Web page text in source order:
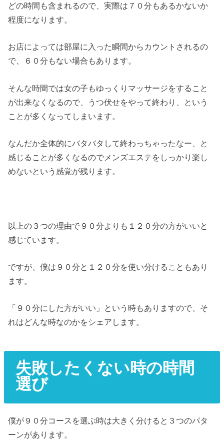
どの時間も含まれるので、実際は７０分もあるかないか
程度になります。
お店によっては部屋に入った瞬間からカウントされるの
で、６０分もない場合もあります。
そんな時間では女の子もゆっくりマッサージをすること
が出来なくなるので、うつ伏せをやって終わり、という
ことが多くなってしまいます。
なんだか全体的にバタバタして終わっちゃったなー、と
感じることが多くなるのでメンズエステをしっかり楽し
めないという感覚が残ります。
以上の３つの理由で９０分よりも１２０分の方がいいと
感じています。
ですが、僕は９０分と１２０分を使い分けることもあり
ます。
「９０分にした方がいい」という時もありますので、そ
れはどんな時なのかをシェアします。
失敗したくない時の時間
選び
僕が９０分コースを選ぶ時は大きく分けると３つのパタ
ーンがあります。